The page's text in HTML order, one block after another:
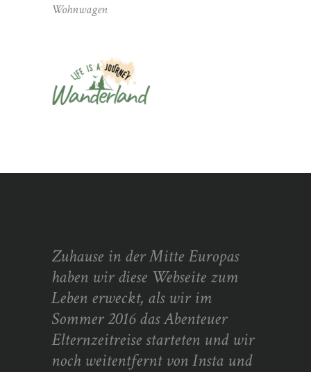
Wohnwagen
Zuhause in der Mitte Europas
haben wir diese Webseite zum
Leben erweckt, als wir im
Sommer 2016 das Abenteuer
Elternzeitreise starteten und wir
noch weitentfernt von Insta und